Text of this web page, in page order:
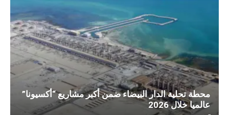
محطة تحلية الدار البيضاء ضمن أكبر مشاريع “أكسيونا”
عالميا خلال 2026